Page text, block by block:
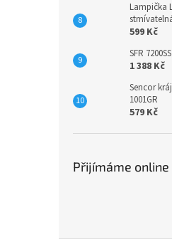
Lampička
599 Kč
SFR
1 388 Kč
Sencor
1001GR
579 Kč
Přijímáme